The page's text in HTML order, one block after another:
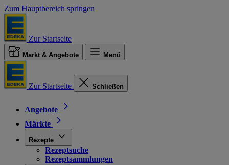
Zum Hauptbereich springen
Zur Startseite
Markt & Angebote Menü
Zur Startseite Schließen
Angebote
Märkte
Rezepte
Rezeptsuche
Rezeptsammlungen